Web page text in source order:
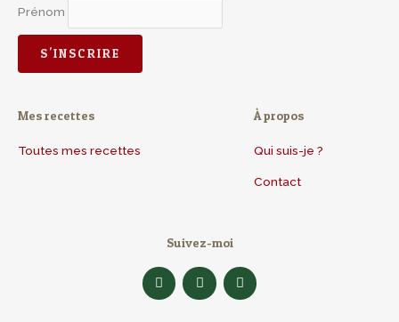
Prénom
Mes recettes
Toutes mes recettes
À propos
Qui suis-je ?
Contact
Suivez-moi
F
a
c
I
n
s
Y
o
u